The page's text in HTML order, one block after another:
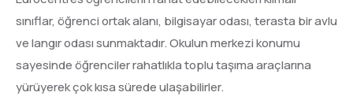
sınıflar, öğrenci ortak alanı, bilgisayar odası, terasta bir avlu
ve langır odası sunmaktadır. Okulun merkezi konumu
sayesinde öğrenciler rahatlıkla toplu taşıma araçlarına
yürüyerek çok kısa sürede ulaşabilirler.